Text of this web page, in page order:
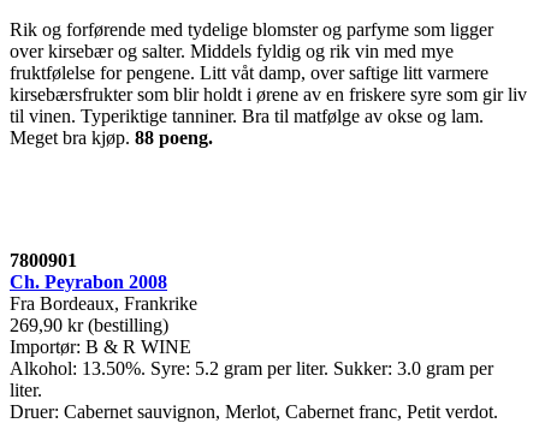
Rik og forførende med tydelige blomster og parfyme som ligger
over kirsebær og salter. Middels fyldig og rik vin med mye
fruktfølelse for pengene. Litt våt damp, over saftige litt varmere
kirsebærsfrukter som blir holdt i ørene av en friskere syre som gir liv
til vinen. Typeriktige tanniner. Bra til matfølge av okse og lam.
Meget bra kjøp. 88 poeng.
7800901
Ch. Peyrabon 2008
Fra Bordeaux, Frankrike
269,90 kr (bestilling)
Importør: B & R WINE
Alkohol: 13.50%. Syre: 5.2 gram per liter. Sukker: 3.0 gram per
liter.
Druer: Cabernet sauvignon, Merlot, Cabernet franc, Petit verdot.